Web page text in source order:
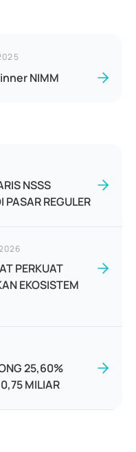
NIMM
NSSS
PASAR REGULER
PERKUAT
EKOSISTEM
25,60%
MILIAR